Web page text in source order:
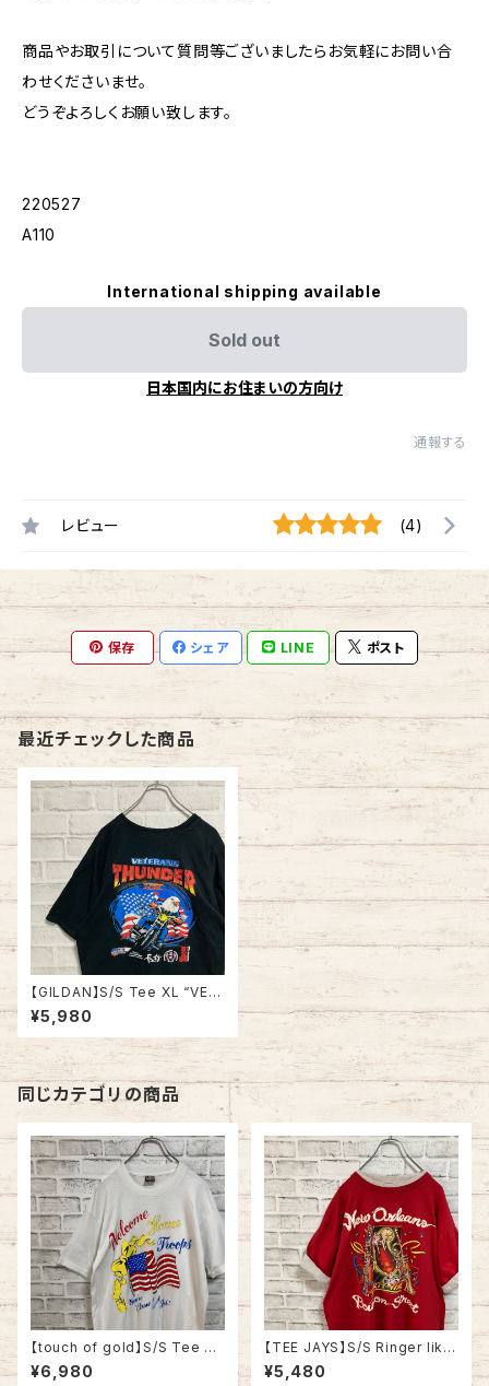
商品やお取引について質問等ございましたらお気軽にお問い合
わせくださいませ。
どうぞよろしくお願い致します。
220527
A110
International shipping available
Sold out
日本国内にお住まいの方向け
通報する
レビュー (4)
保存 シェア LINE ポスト
最近チェックした商品
【GILDAN】S/S Tee XL “VET
ERAN’S THUNDER” Tシャツ
バックプリント 両面プリント バ
イク イーグル 星条旗 アメリカ
古着
¥5,980
同じカテゴリの商品
【touch of gold】S/S Tee XL
90s Made in USA vintage
“Welcome home ” messag
¥6,980
【TEE JAYS】S/S Ringer like
Tee XL 90s Made in USA
“Bourbon Street”vintage リ
¥5,480